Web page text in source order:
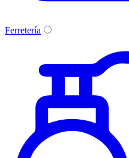
Ferretería